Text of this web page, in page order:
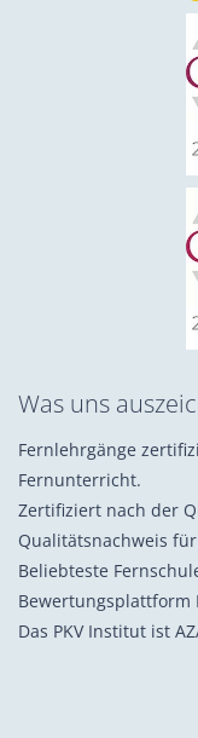
Was uns
Fernlehrgänge
Fernunterricht.
Zertifiziert nach der
Qualitätsnachweis
Beliebteste
Bewertungsplattform
Das PKV Institut ist